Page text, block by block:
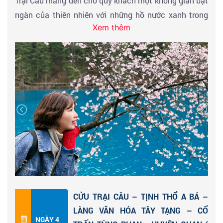
ngàn của thiên nhiên với những hồ nước xanh trong
vắt có thể nhìn thấy tận đáy hồ, đặc biệt hơn màu
nước trong hồ có thể thay đổi tùy theo độ tương phản
của ánh sáng mặt trời.
Đến đây vào mùa thu, Quý khách đắm chìm trong bức
tranh sơn dầu hoàn hảo đầy màu sắc với những tán lá
bắtđầu ngả sang sắc vàng óng ả hòa quyện với sắc
xanh kỳ ảo của hồ nước. Quý khách tham quan hồ
Trường Hải,hồ Kính Hải, hồ Ngũ Sắc, thác Nhược Nhật
Lang...
Hồ Trường Hảicó hình lưỡi liềm, là hồ lớn nhất và sâu
nhất khu thắng cảnh này. Phía xa xa là dãy núi tuyết
vĩnh cửu lấp ló sau những rặng cây vẫn uy nghiêm
hùng vĩ qua bao năm tháng.
Hồ Kính Hảirộng mênh mông với màu xanh sẫm kỳ lạ,
Xem thêm
NGÀY 4
CỬU TRẠI CÂU – TỊNH THỔ A BÁ –
LÀNG VĂN HÓA TÂY TẠNG – CỔ